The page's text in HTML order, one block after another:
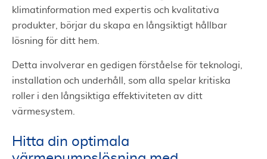
klimatinformation med expertis och kvalitativa
produkter, börjar du skapa en långsiktigt hållbar
lösning för ditt hem.
Detta involverar en gedigen förståelse för teknologi,
installation och underhåll, som alla spelar kritiska
roller i den långsiktiga effektiviteten av ditt
värmesystem.
Hitta din optimala